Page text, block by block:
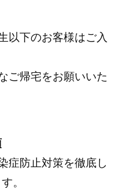
以下のお客様はご入
ご帰宅をお願いいた
症防止対策を徹底し
。